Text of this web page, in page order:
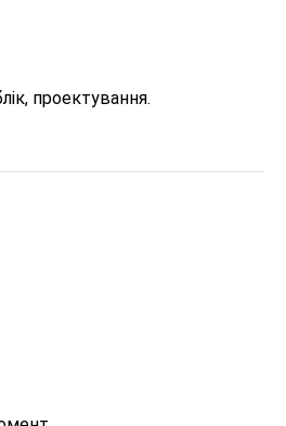
проектування.